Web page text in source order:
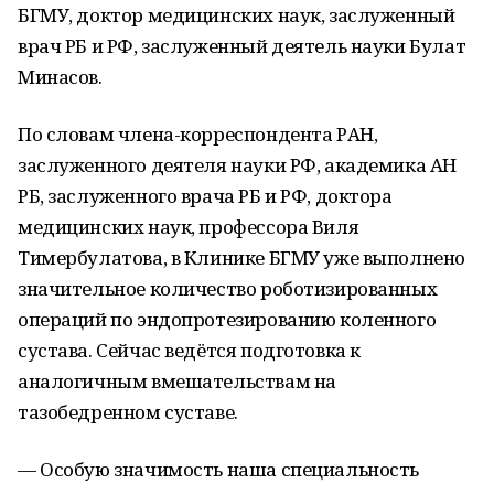
БГМУ, доктор медицинских наук, заслуженный
врач РБ и РФ, заслуженный деятель науки Булат
Минасов.
По словам члена-корреспондента РАН,
заслуженного деятеля науки РФ, академика АН
РБ, заслуженного врача РБ и РФ, доктора
медицинских наук, профессора Виля
Тимербулатова, в Клинике БГМУ уже выполнено
значительное количество роботизированных
операций по эндопротезированию коленного
сустава. Сейчас ведётся подготовка к
аналогичным вмешательствам на
тазобедренном суставе.
— Особую значимость наша специальность